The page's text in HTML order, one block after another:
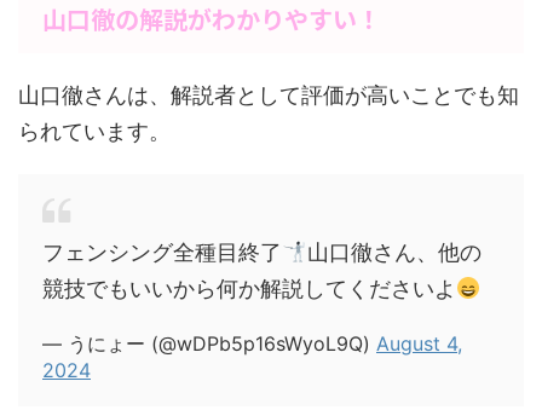
山口徹の解説がわかりやすい！
山口徹さんは、解説者として評価が高いことでも知
られています。
フェンシング全種目終了
山口徹さん、他の
競技でもいいから何か解説してくださいよ
— うにょー (@wDPb5p16sWyoL9Q) August 4,
2024